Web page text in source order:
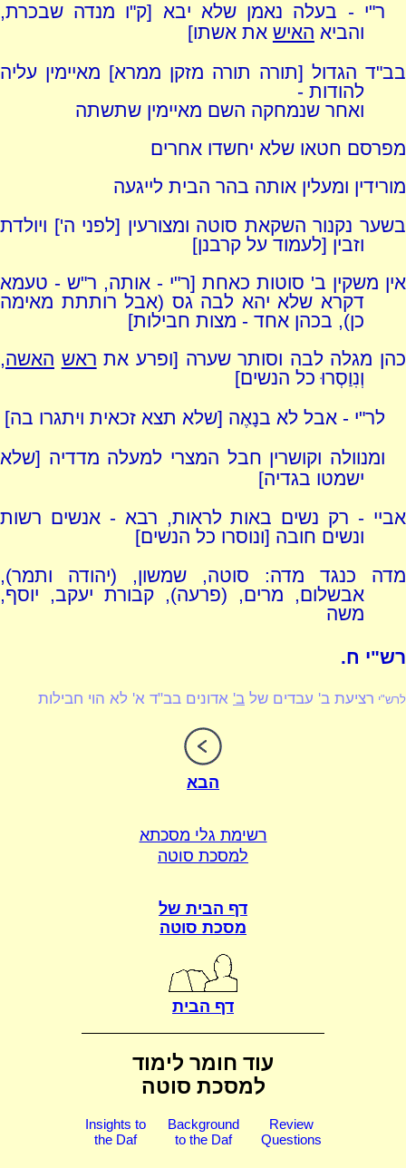
ר"י - בעלה נאמן שלא יבא [ק"ו מנדה שבכרת,
והביא האיש את אשתו]
בב"ד הגדול [תורה תורה מזקן ממרא] מאיימין עליה
להודות -
ואחר שנמחקה השם מאיימין שתשתה
מפרסם חטאו שלא יחשדו אחרים
מורידין ומעלין אותה בהר הבית לייגעה
בשער נקנור השקאת סוטה ומצורעין [לפני ה'] ויולדת
וזבין [לעמוד על קרבנן]
אין משקין ב' סוטות כאחת [ר"י - אותה, ר"ש - טעמא
דקרא שלא יהא לבה גס (אבל רותתת מאימה
כן), בכהן אחד - מצות חבילות]
כהן מגלה לבה וסותר שערה [ופרע את ראש האשה,
וְנִוַסְרוּ כל הנשים]
לר"י - אבל לא בנָאֶה [שלא תצא זכאית ויתגרו בה]
ומנוולה וקושרין חבל המצרי למעלה מדדיה [שלא
ישמטו בגדיה]
אביי - רק נשים באות לראות, רבא - אנשים רשות
ונשים חובה [ונוסרו כל הנשים]
מדה כנגד מדה: סוטה, שמשון, (יהודה ותמר),
אבשלום, מרים, (פרעה), קבורת יעקב, יוסף,
משה
רש"י ח.
לרש"י רציעת ב' עבדים של ב' אדונים בב"ד א' לא הוי חבילות
הבא
רשימת גלי מסכתא
למסכת סוטה
דף הבית של
מסכת סוטה
דף הבית
עוד חומר לימוד
למסכת סוטה
Insights to
the Daf
Background
to the Daf
Review
Questions